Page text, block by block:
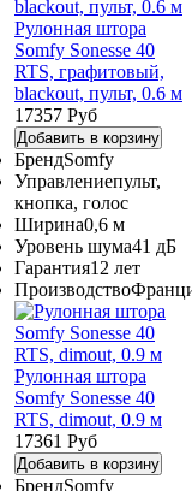
Рулонная штора
Somfy Sonesse 40
RTS, графитовый,
blackout, пульт, 0.6 м
17357 Руб
Добавить в корзину
БрендSomfy
Управлениепульт,
кнопка, голос
Ширина0,6 м
Уровень шума41 дБ
Гарантия12 лет
Производство
Рулонная штора
Somfy Sonesse 40
RTS, dimout, 0.9 м
17361 Руб
Добавить в корзину
БрендSomfy